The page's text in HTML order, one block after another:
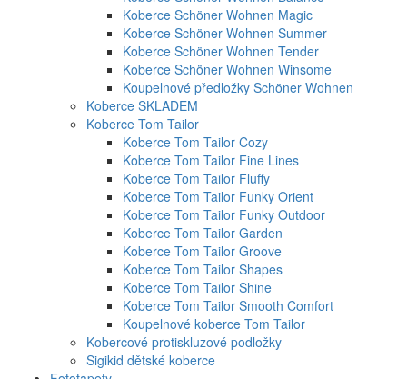
Koberce Schöner Wohnen Magic
Koberce Schöner Wohnen Summer
Koberce Schöner Wohnen Tender
Koberce Schöner Wohnen Winsome
Koupelnové předložky Schöner Wohnen
Koberce SKLADEM
Koberce Tom Tailor
Koberce Tom Tailor Cozy
Koberce Tom Tailor Fine Lines
Koberce Tom Tailor Fluffy
Koberce Tom Tailor Funky Orient
Koberce Tom Tailor Funky Outdoor
Koberce Tom Tailor Garden
Koberce Tom Tailor Groove
Koberce Tom Tailor Shapes
Koberce Tom Tailor Shine
Koberce Tom Tailor Smooth Comfort
Koupelnové koberce Tom Tailor
Kobercové protiskluzové podložky
Sigikid dětské koberce